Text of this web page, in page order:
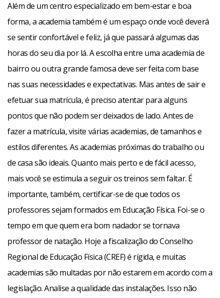
Além de um centro especializado em bem-estar e boa
forma, a academia também é um espaço onde você deverá
se sentir confortável e feliz, já que passará algumas das
horas do seu dia por lá. A escolha entre uma academia de
bairro ou outra grande famosa deve ser feita com base
nas suas necessidades e expectativas. Mas antes de sair e
efetuar sua matrícula, é preciso atentar para alguns
pontos que não podem ser deixados de lado. Antes de
fazer a matrícula, visite várias academias, de tamanhos e
estilos diferentes. As academias próximas do trabalho ou
de casa são ideais. Quanto mais perto e de fácil acesso,
mais você se estimula a seguir os treinos sem faltar. É
importante, também, certificar-se de que todos os
professores sejam formados em Educação Física. Foi-se o
tempo em que quem era bom nadador se tornava
professor de natação. Hoje a fiscalização do Conselho
Regional de Educação Física (CREF) é rígida, e muitas
academias são multadas por não estarem em acordo com a
legislação. Analise a qualidade das instalações. Isso não